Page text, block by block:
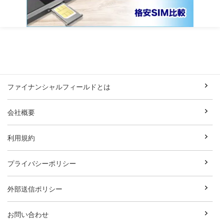
ファイナンシャルフィールドとは
会社概要
利用規約
プライバシーポリシー
外部送信ポリシー
お問い合わせ